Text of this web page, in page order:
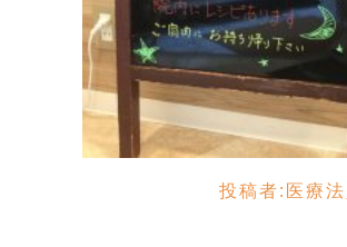
投稿者: 医療